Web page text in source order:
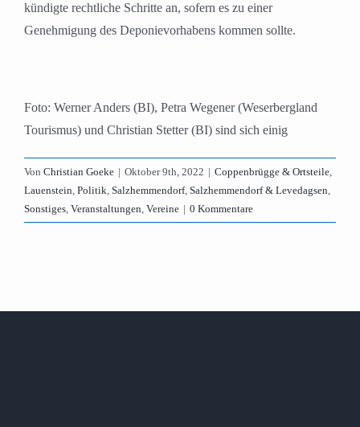
kündigte rechtliche Schritte an, sofern es zu einer
Genehmigung des Deponievorhabens kommen sollte.
Foto: Werner Anders (BI), Petra Wegener (Weserbergland
Tourismus) und Christian Stetter (BI) sind sich einig
Von Christian Goeke | Oktober 9th, 2022 | Coppenbrügge & Ortsteile,
Lauenstein, Politik, Salzhemmendorf, Salzhemmendorf & Levedagsen,
Sonstiges, Veranstaltungen, Vereine | 0 Kommentare